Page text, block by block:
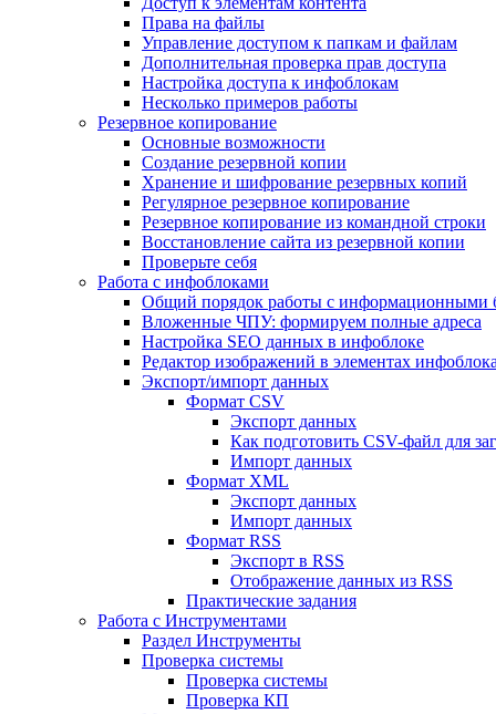
Права на файлы
Управление доступом к папкам и файлам
Дополнительная проверка прав доступа
Настройка доступа к инфоблокам
Несколько примеров работы
Резервное копирование
Основные возможности
Создание резервной копии
Хранение и шифрование резервных копий
Регулярное резервное копирование
Резервное копирование из командной строки
Восстановление сайта из резервной копии
Проверьте себя
Работа с инфоблоками
Общий порядок работы с информационными
Вложенные ЧПУ: формируем полные адреса
Настройка SEO данных в инфоблоке
Редактор изображений в элементах инфоблока
Экспорт/импорт данных
Формат CSV
Экспорт данных
Как подготовить CSV-файл для
Импорт данных
Формат XML
Экспорт данных
Импорт данных
Формат RSS
Экспорт в RSS
Отображение данных из RSS
Практические задания
Работа с Инструментами
Раздел Инструменты
Проверка системы
Проверка системы
Проверка КП